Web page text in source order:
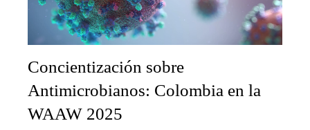
Concientización sobre
Antimicrobianos: Colombia en la
WAAW 2025